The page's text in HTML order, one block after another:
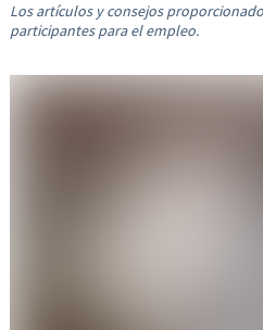
Los artículos y consejos
participantes para el empleo.